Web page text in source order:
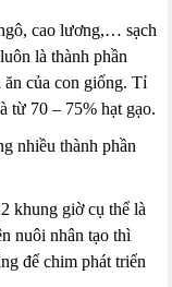
cao lương,… sạch
là thành phần
ăn của con giống. Tỉ
từ 70 – 75% hạt gạo.
nhiều thành phần
khung giờ cụ thể là
nuôi nhân tạo thì
để chim phát triển